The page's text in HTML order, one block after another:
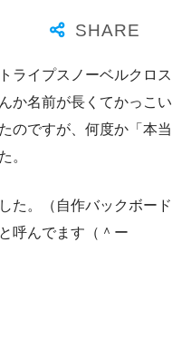
ライプスノーベルクロス
か名前が長くてかっこい
のですが、何度か「本当
。
た。（自作バックボード
呼んでます（＾ー